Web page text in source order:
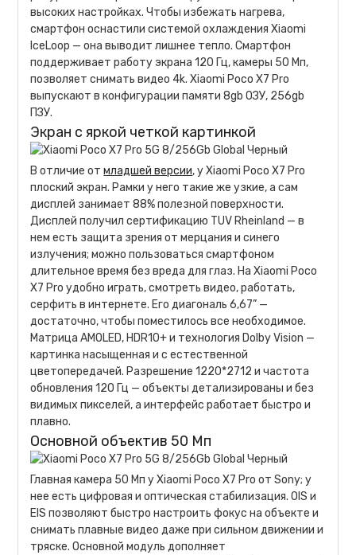
высоких настройках. Чтобы избежать нагрева,
смартфон оснастили системой охлаждения Xiaomi
IceLoop — она выводит лишнее тепло. Смартфон
поддерживает работу экрана 120 Гц, камеры 50 Мп,
позволяет снимать видео 4k. Xiaomi Poco X7 Pro
выпускают в конфигурации памяти 8gb ОЗУ, 256gb
ПЗУ.
Экран с яркой четкой картинкой
В отличие отмладшей версии, у Xiaomi Poco X7 Pro
плоский экран. Рамки у него такие же узкие, а сам
дисплей занимает 88% полезной поверхности.
Дисплей получил сертификацию TUV Rheinland — в
нем есть защита зрения от мерцания и синего
излучения; можно пользоваться смартфоном
длительное время без вреда для глаз. На Xiaomi Poco
X7 Pro удобно играть, смотреть видео, работать,
серфить в интернете. Его диагональ 6,67” —
достаточно, чтобы поместилось все необходимое.
Матрица AMOLED, HDR10+ и технология Dolby Vision —
картинка насыщенная и с естественной
цветопередачей. Разрешение 1220*2712 и частота
обновления 120 Гц — объекты детализированы и без
видимых пикселей, а интерфейс работает быстро и
плавно.
Основной объектив 50 Мп
Главная камера 50 Мп у Xiaomi Poco X7 Pro от Sony; у
нее есть цифровая и оптическая стабилизация. OIS и
EIS позволяют быстро настроить фокус на объекте и
снимать плавные видео даже при сильном движении и
тряске. Основной модуль дополняет